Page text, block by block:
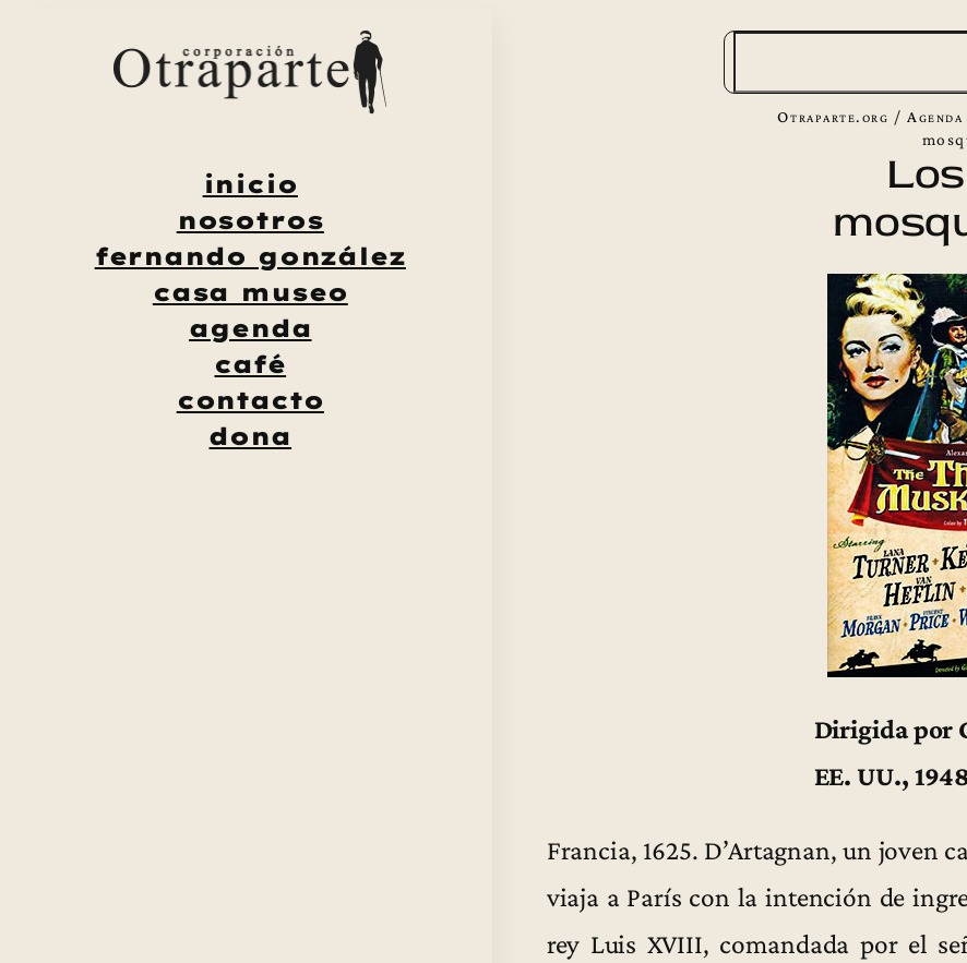
inicio
nosotros
fernando gonzález
casa museo
agenda
café
contacto
dona
Otraparte.org /
Dirigida por
EE. UU.,
Francia, 1625. D’Artagnan, un joven
viaja a París con la intención de
rey Luis XVIII, comandada por el